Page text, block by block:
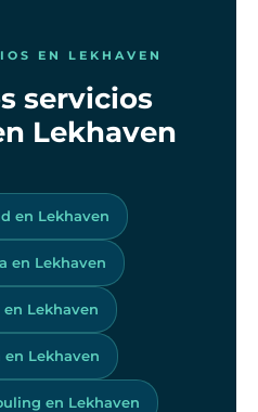
EN LEKHAVEN
servicios
Lekhaven
en Lekhaven
en Lekhaven
Lekhaven
en Lekhaven
en Lekhaven